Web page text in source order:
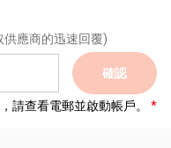
應商的迅速回覆)
確認
請查看電郵並啟動帳戶。